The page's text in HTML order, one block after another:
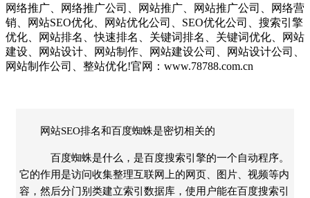
网络推广、网络推广公司、网站推广、网站推广公司、网络营
销、网站SEO优化、网站优化公司、SEO优化公司、搜索引擎
优化、网站排名、快速排名、关键词排名、关键词优化、网站
建设、网站设计、网站制作、网站建设公司、网站设计公司、
网站制作公司、整站优化!官网：www.78788.com.cn
网站SEO排名和百度蜘蛛是密切相关的
百度蜘蛛是什么，是百度搜索引擎的一个自动程序。
它的作用是访问收集整理互联网上的网页、图片、视频等内
容，然后分门别类建立索引数据库，使用户能在百度搜索引